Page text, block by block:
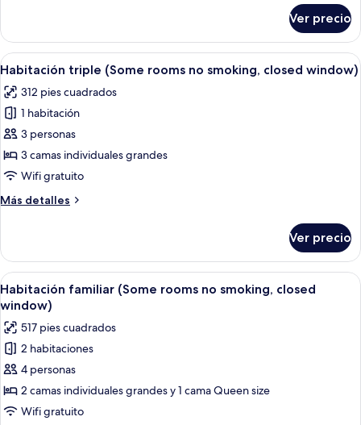
window)
(Some
rooms
no
closed
window)
Ver precio
Abrir
todas
las
fotos
de
Habitación
triple
rooms
closed
window)
Una habitación de hotel con dos
4
Habitación triple (Some rooms no smoking, closed window)
312 pies cuadrados
1 habitación
3 personas
3 camas individuales grandes
Wifi gratuito
Más detalles
Más
triple
(Some
rooms
no
closed
window)
Ver precio
Abrir
todas
las
fotos
de
Habitación
familiar
(Some
Una habitación de hotel con dos
8
Habitación familiar (Some rooms no smoking, closed
window)
517 pies cuadrados
2 habitaciones
4 personas
2 camas individuales grandes y 1 cama Queen size
Wifi gratuito